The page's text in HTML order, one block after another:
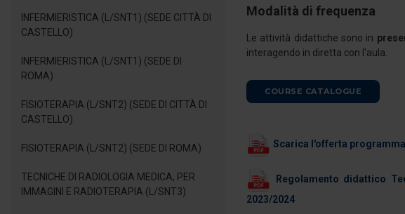
INFERMIERISTICA (L/SNT1) (SEDE CITTÀ DI
CASTELLO)
INFERMIERISTICA (L/SNT1) (SEDE DI
ROMA)
FISIOTERAPIA (L/SNT2) (SEDE DI CITTÀ DI
CASTELLO)
FISIOTERAPIA (L/SNT2) (SEDE DI ROMA)
TECNICHE DI RADIOLOGIA MEDICA, PER
IMMAGINI E RADIOTERAPIA (L/SNT3)
Modalità di frequenza
Le attività didattiche sono in
interagendo in diretta con l'aula.
COURSE CATALOGUE
Scarica l'offerta
Regolamento didattico
2023/2024